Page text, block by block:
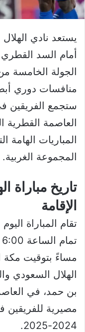
يستعد نادي
أمام السد القطري
الجولة الخامسة
ستجمع
العاصمة القطرية
المباريات
المجموعة الغربية.
تاريخ مباراة
الإقامة
مساءً بتوقيت مكة
الهلال السعودي
بن حمد، في
مصيرية للفريقين
2024-2025.